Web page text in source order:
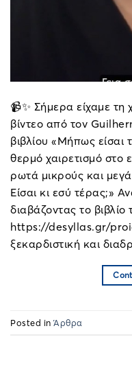
📹✨ Σήμερα είχαμε
βίντεο από τον
βιβλίου «Μήπως είσαι
θερμό χαιρετισμό στο
ρωτά μικρούς και
Είσαι κι εσύ τέρας;»
διαβάζοντας το βιβλίο
https://desyllas.gr/
ξεκαρδιστική και
Posted inΆρθρα